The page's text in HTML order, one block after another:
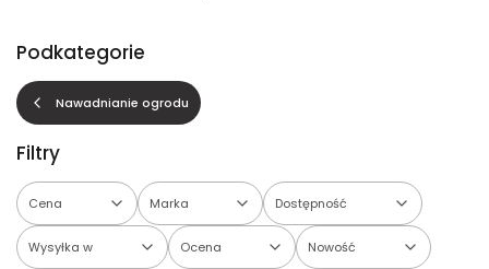
Podkategorie
Nawadnianie ogrodu
Filtry
Cena Marka Dostępność
Wysyłka w Ocena Nowość